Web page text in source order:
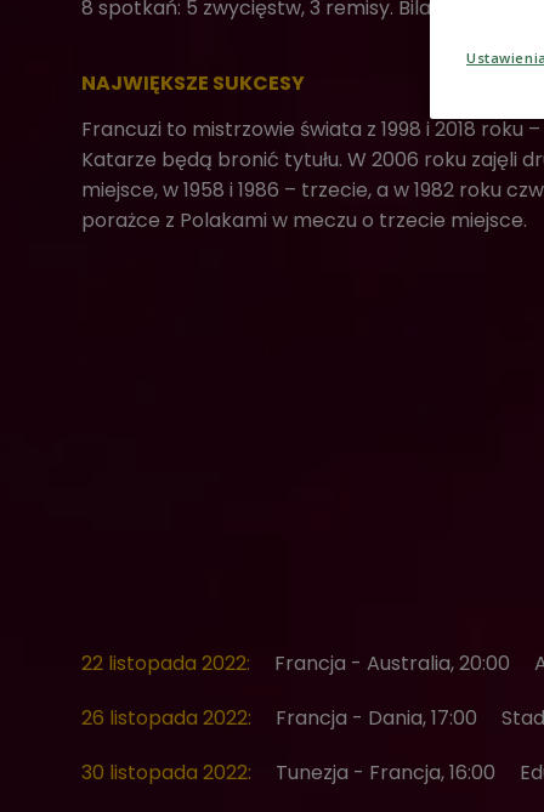
8 spotkań: 5 zwycięstw, 3 remisy. Bilans bramek
NAJWIĘKSZE SUKCESY
Francuzi to mistrzowie świata z 1998 i 2018 roku
Katarze będą bronić tytułu. W 2006 roku zajęli
miejsce, w 1958 i 1986 – trzecie, a w 1982 roku
porażce z Polakami w meczu o trzecie miejsce.
22 listopada 2022: Francja - Australia, 20:00
26 listopada 2022:
Francja - Dania, 17:00
30 listopada 2022:
Tunezja - Francja, 16:00